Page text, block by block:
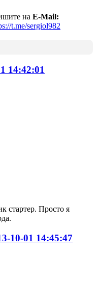
на E-Mail:
t.me/sergiol982
14:42:01
стартер. Просто я
10-01 14:45:47